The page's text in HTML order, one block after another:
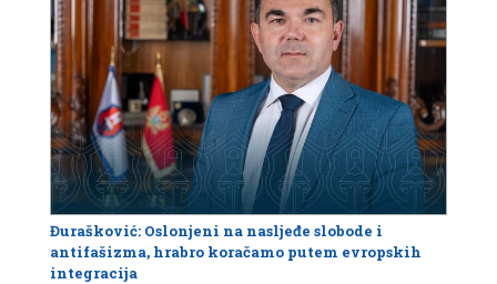
Đurašković: Oslonjeni na nasljeđe slobode i
antifašizma, hrabro koračamo putem evropskih
integracija